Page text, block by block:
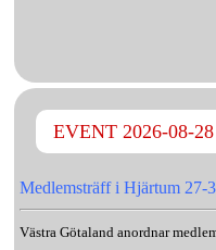
EVENT 2026-08-28
Medlemsträff i Hjärtum 27-
Västra Götaland anordnar